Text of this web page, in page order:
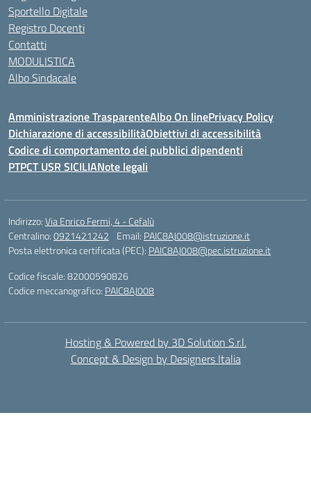
Sportello Digitale
Registro Docenti
Contatti
MODULISTICA
Albo Sindacale
Amministrazione TrasparenteAlbo On linePrivacy Policy
Dichiarazione di accessibilitàObiettivi di accessibilità
Codice di comportamento dei pubblici dipendenti
PTPCT USR SICILIANote legali
Indirizzo:Via Enrico Fermi, 4 - Cefalù
Centralino:0921421242 Email: PAIC8AJ008@istruzione.it
Posta elettronica certificata (PEC): PAIC8AJ008@pec.istruzione.it
Codice fiscale: 82000590826
Codice meccanografico: PAIC8AJ008
Hosting & Powered by 3D Solution S.r.l.
Concept & Design by Designers Italia